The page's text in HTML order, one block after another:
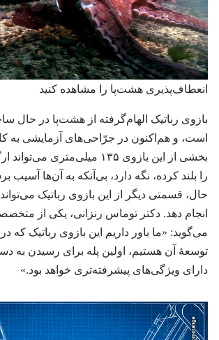
انعطاف‌پذیری هشت‌پا را مشاهده کنید
بازوی رباتیک الهام‌گرفته از هشت‌پا در حال
است،‏ و هم‌اکنون در جرّاحی‌های آزمایشی به
بخشی از این بازوی ۱۳۵ میلی‌متری
را بلند کرده،‏ نگه دارد،‏ بی‌آنکه به آن‌ها آسیب
حال،‏ قسمتی دیگر از این بازوی رباتیک
انجام دهد.‏ دکتر توماس رنزانی،‏ یکی از
می‌گوید:‏ «ما باور داریم این بازوی رباتیک
توسعهٔ آن هستیم،‏ اولین پله برای رسیدن به
دارای ویژگی‌های پیشرفته‌تری خواهد بود.‏»